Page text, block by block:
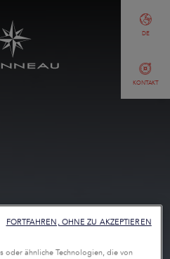
KONTAKT
DE
oder ähnliche Technologien, die von
FORTFAHREN, OHNE ZU AKZEPTIEREN